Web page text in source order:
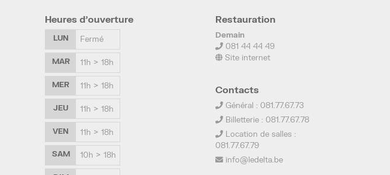
Heures d’ouverture
LUN Fermé
MAR 11h > 18h
MER 11h > 18h
JEU 11h > 18h
VEN 11h > 18h
SAM 10h > 18h
Restauration
Demain
081 44 44 49
Site internet
Contacts
Général : 081.77.67.73
Billetterie : 081.77.67.78
Location de salles :
081.77.67.79
info@ledelta.be